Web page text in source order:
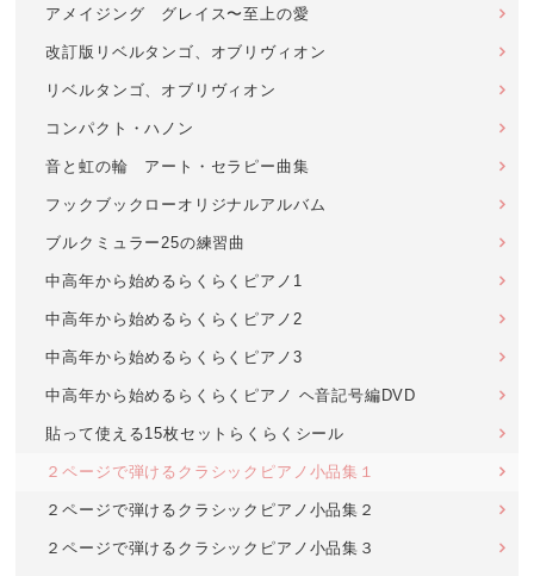
アメイジング グレイス〜至上の愛
改訂版リベルタンゴ、オブリヴィオン
リベルタンゴ、オブリヴィオン
コンパクト・ハノン
音と虹の輪 アート・セラピー曲集
フックブックローオリジナルアルバム
ブルクミュラー25の練習曲
中高年から始めるらくらくピアノ1
中高年から始めるらくらくピアノ2
中高年から始めるらくらくピアノ3
中高年から始めるらくらくピアノ ヘ音記号編DVD
貼って使える15枚セットらくらくシール
２ページで弾けるクラシックピアノ小品集１
２ページで弾けるクラシックピアノ小品集２
２ページで弾けるクラシックピアノ小品集３